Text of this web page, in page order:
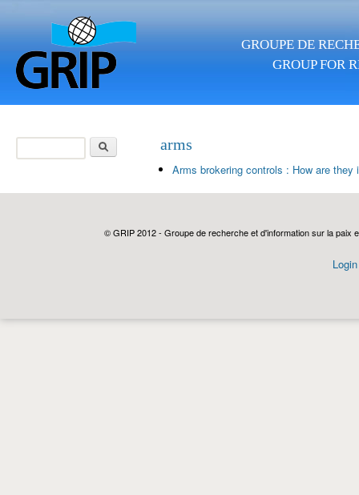
GROUPE DE
GROUP FOR
arms
Arms brokering controls : How are they
Search form
© GRIP 2012 - Groupe de recherche et d'information sur la paix
Login